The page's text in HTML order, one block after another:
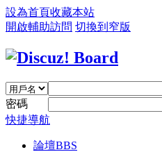
設為首頁收藏本站
開啟輔助訪問 切換到窄版
密碼
快捷導航
論壇BBS